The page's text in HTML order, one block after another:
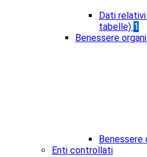
Dati
tabelle) 1
Benessere
Benessere
Enti controllati